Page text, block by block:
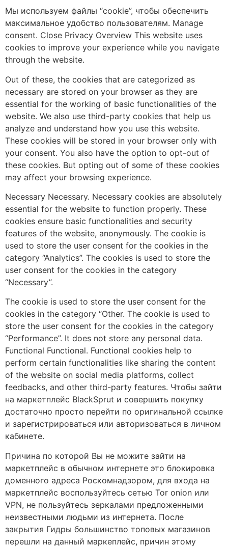
Мы используем файлы “cookie”, чтобы обеспечить
максимальное удобство пользователям. Manage
consent. Close Privacy Overview This website uses
cookies to improve your experience while you navigate
through the website.
Out of these, the cookies that are categorized as
necessary are stored on your browser as they are
essential for the working of basic functionalities of the
website. We also use third-party cookies that help us
analyze and understand how you use this website.
These cookies will be stored in your browser only with
your consent. You also have the option to opt-out of
these cookies. But opting out of some of these cookies
may affect your browsing experience.
Necessary Necessary. Necessary cookies are absolutely
essential for the website to function properly. These
cookies ensure basic functionalities and security
features of the website, anonymously. The cookie is
used to store the user consent for the cookies in the
category “Analytics”. The cookies is used to store the
user consent for the cookies in the category
“Necessary”.
The cookie is used to store the user consent for the
cookies in the category “Other. The cookie is used to
store the user consent for the cookies in the category
“Performance”. It does not store any personal data.
Functional Functional. Functional cookies help to
perform certain functionalities like sharing the content
of the website on social media platforms, collect
feedbacks, and other third-party features. Чтобы зайти
на маркетплейс BlackSprut и совершить покупку
достаточно просто перейти по оригинальной ссылке
и зарегистрироваться или авторизоваться в личном
кабинете.
Причина по которой Вы не можите зайти на
маркетплейс в обычном интернете это блокировка
доменного адреса Роскомнадзором, для входа на
маркетплейс воспользуйтесь сетью Tor onion или
VPN, не пользуйтесь зеркалами предложенными
неизвестными людьми из интернета. После
закрытия Гидры большинство топовых магазинов
перешли на данный маркеплейс, причин этому